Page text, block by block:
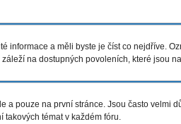
informace a měli byste je číst co nejdříve.
na dostupných povoleních, které jsou
a pouze na první stránce. Jsou často velmi
témat v každém fóru.